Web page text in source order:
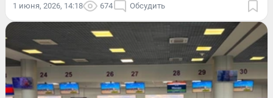
1 июня, 2026, 14:18 674 Обсудить